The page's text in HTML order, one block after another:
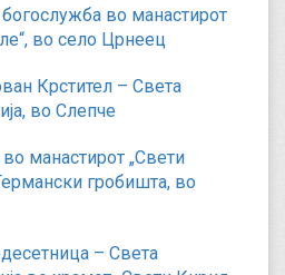
во манастирот
во село Црнеец
Крстител – Света
во Слепче
манастирот „Свети
гробишта, во
– Света